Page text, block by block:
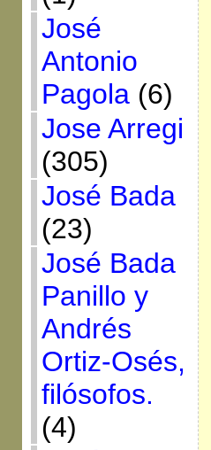
José
Antonio
Pagola(6)
Jose Arregi
(305)
José Bada
(23)
José Bada
Panillo y
Andrés
Ortiz-Osés,
filósofos.
(4)